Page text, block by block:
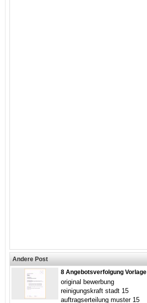
Andere Post
8 Angebotsverfolgung Vorlage
original bewerbung
reinigungskraft stadt 15
auftragserteilung muster 15